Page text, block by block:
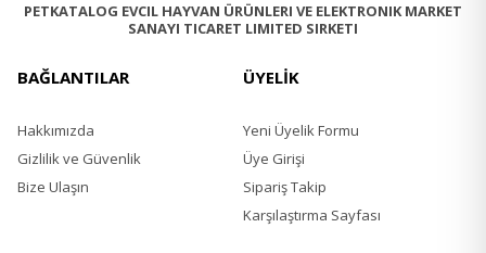
Çinko 11 mg/kg
PETKATALOG EVCIL HAYVAN ÜRÜNLERI VE ELEKTRONIK MARKET
SANAYI TICARET LIMITED SIRKETI
BAĞLANTILAR
Hakkımızda
Gizlilik ve Güvenlik
Bize Ulaşın
ÜYELİK
Yeni Üyelik Formu
Üye Girişi
Sipariş Takip
Karşılaştırma Sayfası